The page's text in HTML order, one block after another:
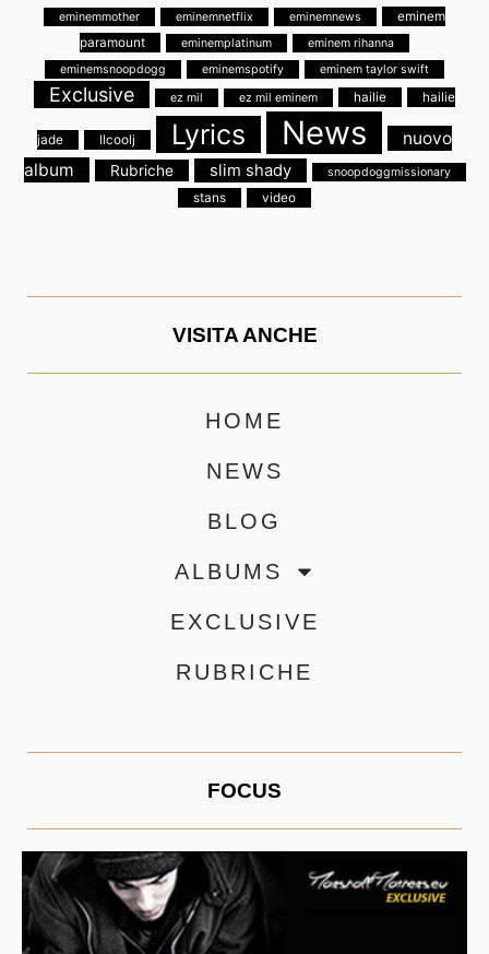
eminemmother eminemnetflix eminemnews
eminem
paramount
eminemplatinum
eminem rihanna
eminemsnoopdogg
eminemspotify eminem taylor swift
Exclusive ez mil ez mil eminem hailie hailie
jade llcoolj Lyrics News
nuovo
album
Rubriche slim shady snoopdoggmissionary
stans video
VISITA ANCHE
HOME
NEWS
BLOG
ALBUMS
EXCLUSIVE
RUBRICHE
FOCUS